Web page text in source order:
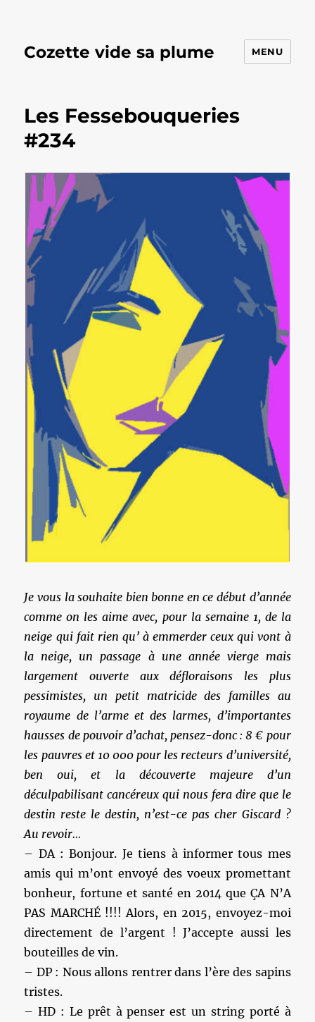
Cozette vide sa plume MENU
Les Fessebouqueries
#234
Je vous la souhaite bien bonne en ce début d’année
comme on les aime avec, pour la semaine 1, de la
neige qui fait rien qu’ à emmerder ceux qui vont à
la neige, un passage à une année vierge mais
largement ouverte aux défloraisons les plus
pessimistes, un petit matricide des familles au
royaume de l’arme et des larmes, d’importantes
hausses de pouvoir d’achat, pensez-donc : 8 € pour
les pauvres et 10 000 pour les recteurs d’université,
ben oui, et la découverte majeure d’un
déculpabilisant cancéreux qui nous fera dire que le
destin reste le destin, n’est-ce pas cher Giscard ?
Au revoir…
– DA : Bonjour. Je tiens à informer tous mes
amis qui m’ont envoyé des voeux promettant
bonheur, fortune et santé en 2014 que ÇA N’A
PAS MARCHÉ !!!! Alors, en 2015, envoyez-moi
directement de l’argent ! J’accepte aussi les
bouteilles de vin.
– DP : Nous allons rentrer dans l’ère des sapins
tristes.
– HD : Le prêt à penser est un string porté à